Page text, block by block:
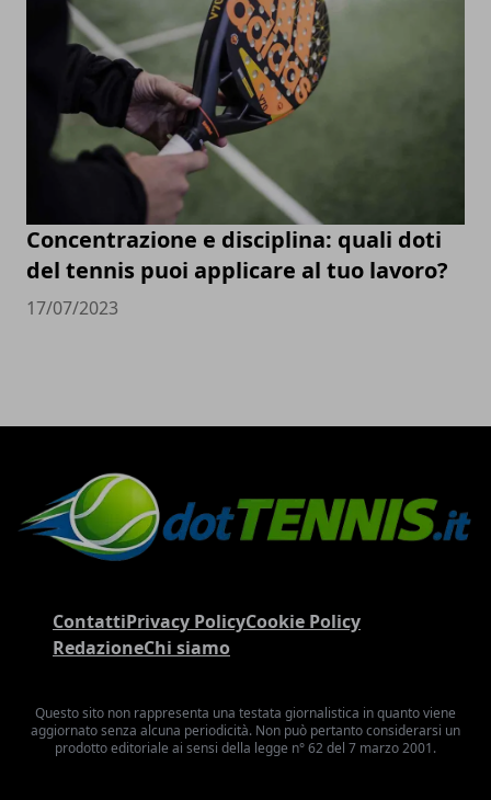
Concentrazione e disciplina: quali doti
del tennis puoi applicare al tuo lavoro?
17/07/2023
ContattiPrivacy PolicyCookie Policy
RedazioneChi siamo
Questo sito non rappresenta una testata giornalistica in quanto viene
aggiornato senza alcuna periodicità. Non può pertanto considerarsi un
prodotto editoriale ai sensi della legge n° 62 del 7 marzo 2001.